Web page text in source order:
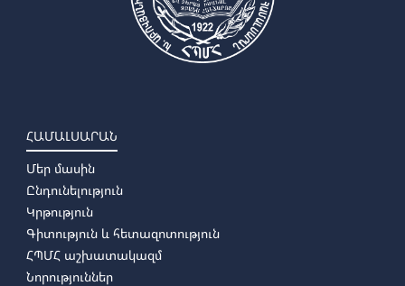
ՀԱՄԱԼՍԱՐԱՆ
Մեր մասին
Ընդունելություն
Կրթություն
Գիտություն և հետազոտություն
ՀՊՄՀ աշխատակազմ
Նորություններ